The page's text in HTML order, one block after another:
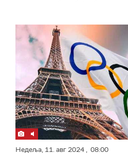
Недеља, 11. авг 2024, 08:00